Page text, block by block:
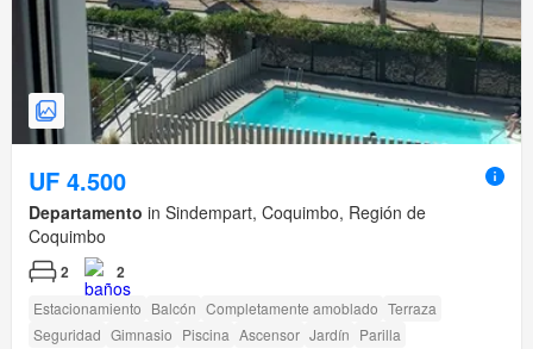
UF 4.500
Departamento in Sindempart, Coquimbo, Región de
Coquimbo
2 2
Estacionamiento Balcón Completamente amoblado Terraza
Seguridad Gimnasio Piscina Ascensor Jardín Parilla